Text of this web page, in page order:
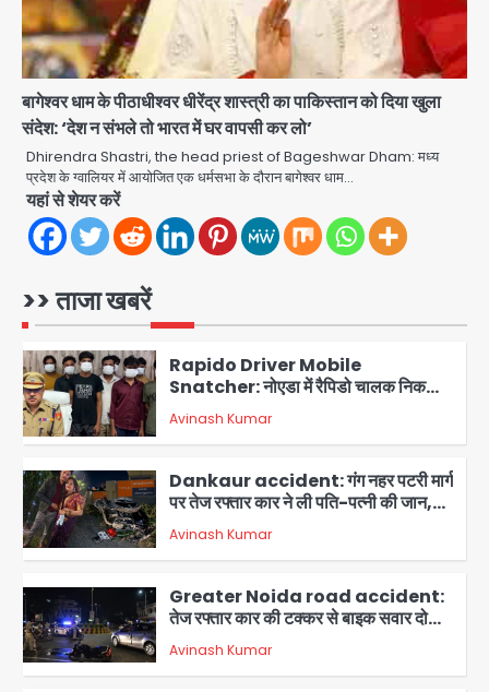
बागेश्वर धाम के पीठाधीश्वर धीरेंद्र शास्त्री का पाकिस्तान को दिया खुला
संदेश: ‘देश न संभले तो भारत में घर वापसी कर लो’
Dhirendra Shastri, the head priest of Bageshwar Dham: मध्य
प्रदेश के ग्वालियर में आयोजित एक धर्मसभा के दौरान बागेश्वर धाम…
यहां से शेयर करें
>> ताजा खबरें
4
Greater Noida road accident:
तेज रफ्तार कार की टक्कर से बाइक सवार दो
युवकों की मौत, परिवारों में मातम
Avinash Kumar
5
Iljin fire accident: इलजिन
इलेक्ट्रॉनिक्स की बिल्डिंग में बड़े निर्माण दोष,
कंक्रीट बीम तिरछा; पीडब्ल्यूडी ऑडिट में
Avinash Kumar
1
Minor daughter abuse case in
2
Rapido Driver Mobile
Snatcher: नोएडा में रैपिडो चालक निकला
मोबाइल स्नैचर गैंग का मास्टरमाइंड, जीरा-बॉल
बेचने वालों को बेचता था चोरी के फोन; 8
गिरफ्तार, 98 मोबाइल और 450 पार्ट्स बरामद
Avinash Kumar
3
Dankaur accident: गंग नहर पटरी मार्ग
पर तेज रफ्तार कार ने ली पति-पत्नी की जान,
गांव में मातम
Avinash Kumar
4
Greater Noida road accident:
तेज रफ्तार कार की टक्कर से बाइक सवार दो
युवकों की मौत, परिवारों में मातम
Avinash Kumar